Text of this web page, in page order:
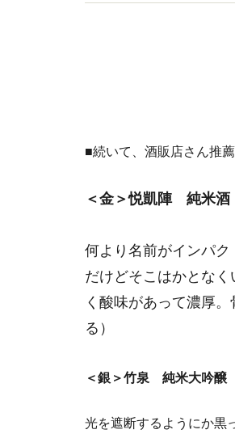
■続いて、酒販店さん推
＜金＞悦凱陣 純米
何より名前がインパ
だけどそこはかとな
く酸味があって濃厚
る）
＜銀＞竹泉 純米大吟醸
光を遮断するようにか黒